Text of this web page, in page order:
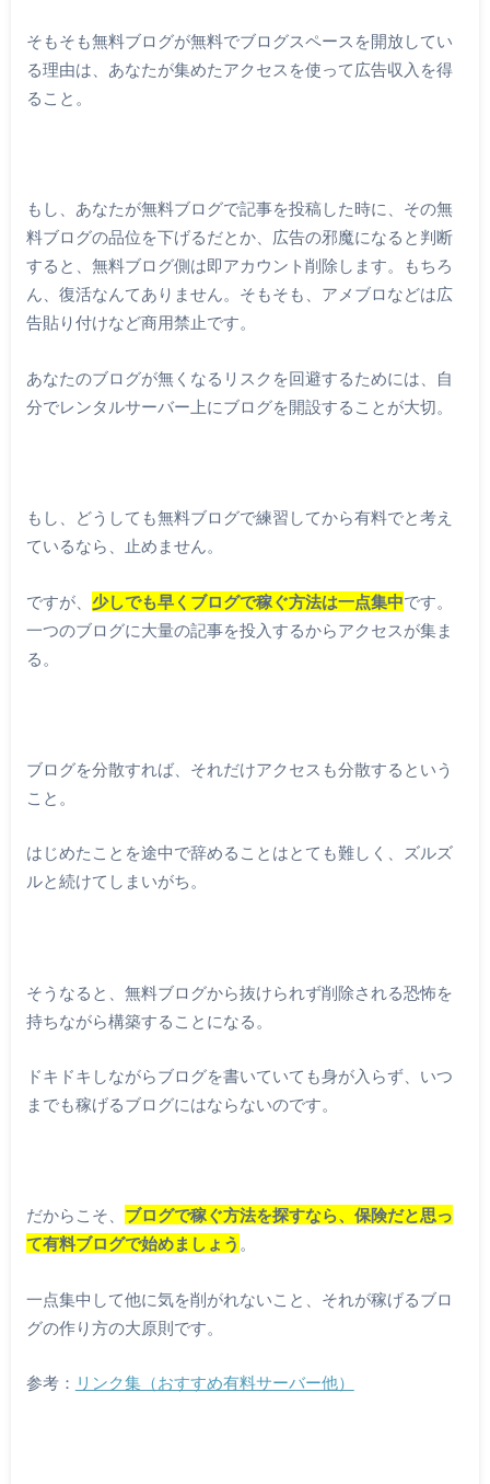
そもそも無料ブログが無料でブログスペースを開放してい
る理由は、あなたが集めたアクセスを使って広告収入を得
ること。
もし、あなたが無料ブログで記事を投稿した時に、その無
料ブログの品位を下げるだとか、広告の邪魔になると判断
すると、無料ブログ側は即アカウント削除します。もちろ
ん、復活なんてありません。そもそも、アメブロなどは広
告貼り付けなど商用禁止です。
あなたのブログが無くなるリスクを回避するためには、自
分でレンタルサーバー上にブログを開設することが大切。
もし、どうしても無料ブログで練習してから有料でと考え
ているなら、止めません。
ですが、 少しでも早くブログで稼ぐ方法は一点集中です。
一つのブログに大量の記事を投入するからアクセスが集ま
る。
ブログを分散すれば、それだけアクセスも分散するという
こと。
はじめたことを途中で辞めることはとても難しく、ズルズ
ルと続けてしまいがち。
そうなると、無料ブログから抜けられず削除される恐怖を
持ちながら構築することになる。
ドキドキしながらブログを書いていても身が入らず、いつ
までも稼げるブログにはならないのです。
だからこそ、 ブログで稼ぐ方法を探すなら、保険だと思っ
て有料ブログで始めましょう 。
一点集中して他に気を削がれないこと、それが稼げるブロ
グの作り方の大原則です。
参考： リンク集（おすすめ有料サーバー他）